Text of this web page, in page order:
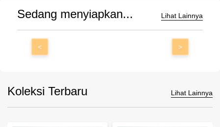
Sedang menyiapkan... Lihat Lainnya
< >
Koleksi Terbaru Lihat Lainnya